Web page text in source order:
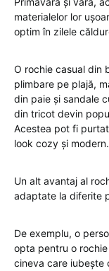
materialelor lor
optim în zilele
O rochie casual din
plimbare pe plajă,
din paie și sandale
din tricot devin
Acestea pot fi
look cozy și modern.
Un alt avantaj al
adaptate la diferite
De exemplu, o
opta pentru o
cineva care iubește